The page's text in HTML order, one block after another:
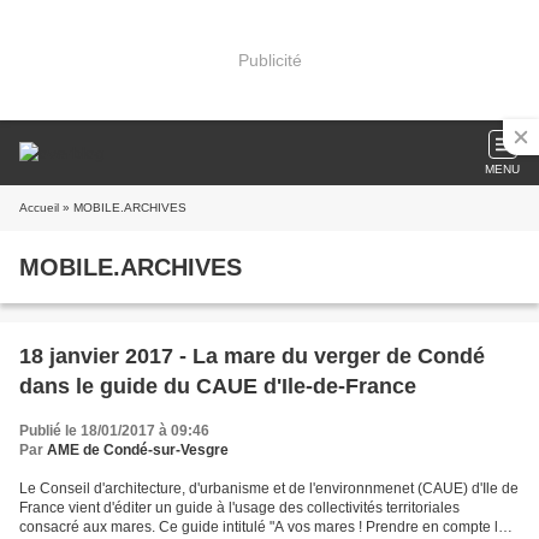
Publicité
MENU
Accueil » MOBILE.ARCHIVES
MOBILE.ARCHIVES
18 janvier 2017 - La mare du verger de Condé
dans le guide du CAUE d'Ile-de-France
Publié le 18/01/2017 à 09:46
Par AME de Condé-sur-Vesgre
Le Conseil d'architecture, d'urbanisme et de l'environnmenet (CAUE) d'Ile de
France vient d'éditer un guide à l'usage des collectivités territoriales
consacré aux mares. Ce guide intitulé "A vos mares ! Prendre en compte les